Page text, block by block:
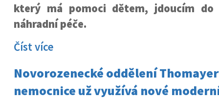
který má pomoci dětem, jdoucím do
náhradní péče.
Číst více
Novorozenecké oddělení
nemocnice už využívá nové